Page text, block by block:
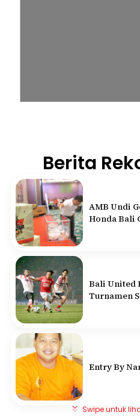
Berita
AMB Undi
Honda Bali
Bali United
Turnamen
Entry By
Swipe untuk